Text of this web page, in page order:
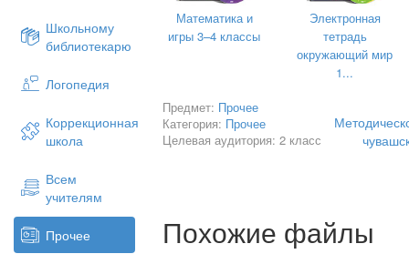
Школьному
библиотекарю
Логопедия
Коррекционная
школа
Всем
учителям
Прочее
Выбери нужный вариант слова.
Кушак какай (юрататпăр, юратать,
Математика и
игры 3–4 классы
Электронная
тетрадь
окружающий мир
1...
Предмет: Прочее
Категория: Прочее
Целевая аудитория: 2 класс
Похожие файлы